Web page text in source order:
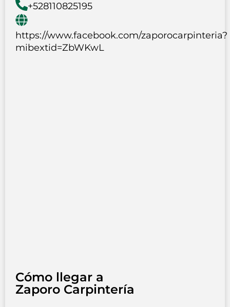
+528110825195
https://www.facebook.com/zaporocarpinteria?
mibextid=ZbWKwL
Cómo llegar a
Zaporo Carpintería